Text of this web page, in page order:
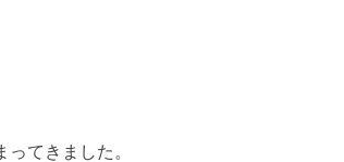
てきました。